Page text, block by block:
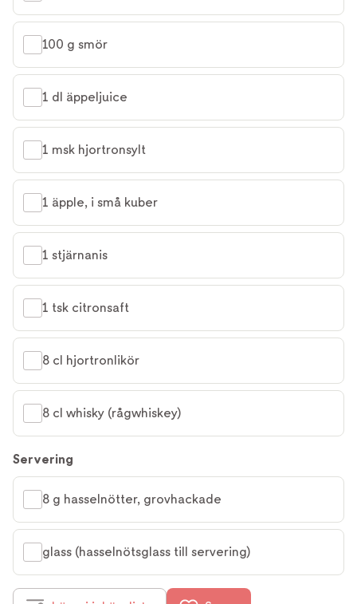
100 g smör
1 dl äppeljuice
1 msk hjortronsylt
1 äpple, i små kuber
1 stjärnanis
1 tsk citronsaft
8 cl hjortronlikör
8 cl whisky (rågwhiskey)
Servering
8 g hasselnötter, grovhackade
glass (hasselnötsglass till servering)